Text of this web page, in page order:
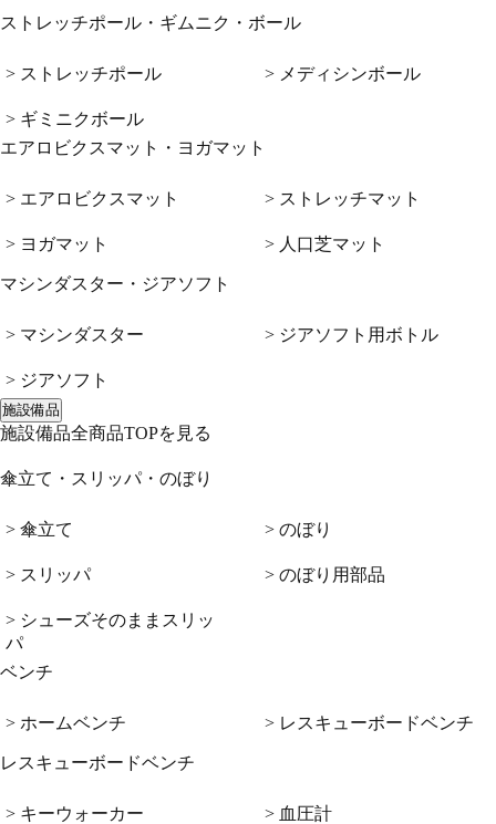
ストレッチポール・ギムニク・ボール
> ストレッチポール
> ギミニクボール
> メディシンボール
エアロビクスマット・ヨガマット
> エアロビクスマット
> ヨガマット
> ストレッチマット
> 人口芝マット
マシンダスター・ジアソフト
> マシンダスター
> ジアソフト
> ジアソフト用ボトル
施設備品
施設備品全商品TOPを見る
傘立て・スリッパ・のぼり
> 傘立て
> スリッパ
> シューズそのままスリッ
パ
> のぼり
> のぼり用部品
ベンチ
> ホームベンチ > レスキューボードベンチ
レスキューボードベンチ
> キーウォーカー > 血圧計